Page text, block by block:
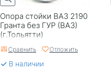
Опора стойки ВАЗ 2190
Гранта без ГУР (ВАЗ)
(г.Тольятти)
Сравнить Отложить
В наличии